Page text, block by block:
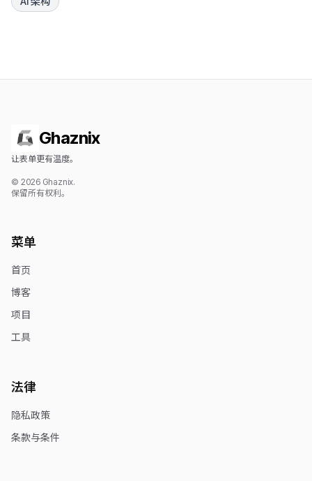
Ghaznix
让表单更有温度。
© 2026 Ghaznix.
保留所有权利。
菜单
首页
博客
项目
工具
法律
隐私政策
条款与条件